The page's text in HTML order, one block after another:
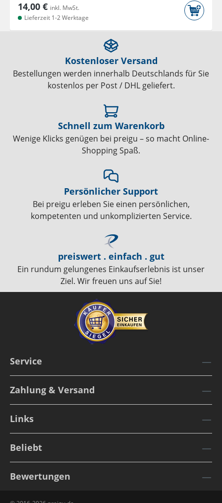
14,00 € inkl. MwSt.
Lieferzeit 1-2 Werktage
Kostenloser Versand
Bestellungen werden innerhalb Deutschlands für Sie
kostenlos per Post / DHL geliefert.
Schnell zum Warenkorb
Wenige Klicks genügen bei preigu – so macht Online-
Shopping Spaß.
Persönlicher Support
Bei preigu erleben Sie einen persönlichen,
kompetenten und unkomplizierten Service.
preiswert . einfach . gut
Ein rundum gelungenes Einkaufserlebnis ist unser
Ziel. Wir freuen uns auf Sie!
Service
Zahlung & Versand
Links
Beliebt
Bewertungen